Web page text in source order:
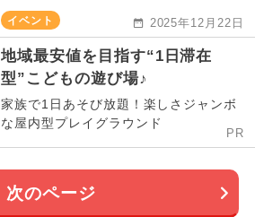
イベント 2025年12月22日
地域最安値を目指す“1日滞在
型”こどもの遊び場♪
家族で1日あそび放題！楽しさジャンボ
な屋内型プレイグラウンド
PR
次のページ